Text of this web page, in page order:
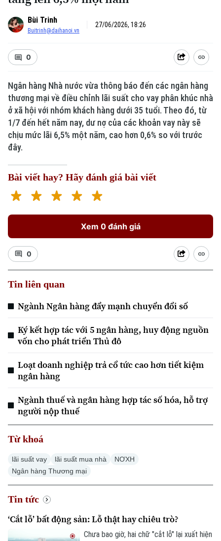
Bùi Trinh
Buitrinh@daihanoi.vn
27/06/2026, 18:26
0
Ngân hàng Nhà nước vừa thông báo đến các ngân hàng
thương mại về điều chỉnh lãi suất cho vay phân khúc nhà
ở xã hội với nhóm khách hàng dưới 35 tuổi. Theo đó, từ
1/7 đến hết năm nay, dư nợ của các khoản vay này sẽ
chịu mức lãi 6,5% một năm, cao hơn 0,6% so với trước
đây.
Bài viết hay? Hãy đánh giá bài viết
Xem 0 đánh giá
0
Tin liên quan
Ngành Ngân hàng đẩy mạnh chuyển đổi số
Ký kết hợp tác với 5 ngân hàng, huy động nguồn
vốn cho phát triển Thủ đô
Loạt doanh nghiệp trả cổ tức cao hơn tiết kiệm
ngân hàng
Ngành thuế và ngân hàng hợp tác số hóa, hỗ trợ
người nộp thuế
Từ khoá
lãi suất vay lãi suất mua nhà
NƠXH
Ngân hàng Thương mại
Tin tức
‘Cắt lỗ’ bất động sản: Lỗ thật hay chiêu trò?
Chưa bao giờ, hai chữ "cắt lỗ" lại xuất hiện